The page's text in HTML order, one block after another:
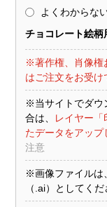
よくわからな
チョコレート絵柄
※著作権、肖像権
はご注文をお受け
※当サイトでダウ
合は、
レイヤー
たデータをアップ
注意
※画像ファイルは
（.ai）としてくだ